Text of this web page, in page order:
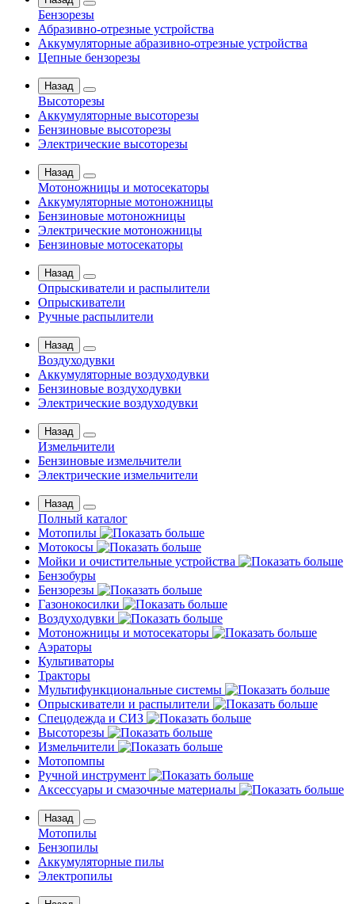
Бензорезы
Абразивно-отрезные устройства
Аккумуляторные абразивно-отрезные устройства
Цепные бензорезы
Назад
Высоторезы
Аккумуляторные высоторезы
Бензиновые высоторезы
Электрические высоторезы
Назад
Мотоножницы и мотосекаторы
Аккумуляторные мотоножницы
Бензиновые мотоножницы
Электрические мотоножницы
Бензиновые мотосекаторы
Назад
Опрыскиватели и распылители
Опрыскиватели
Ручные распылители
Назад
Воздуходувки
Аккумуляторные воздуходувки
Бензиновые воздуходувки
Электрические воздуходувки
Назад
Измельчители
Бензиновые измельчители
Электрические измельчители
Назад
Полный каталог
Мотопилы
Мотокосы
Мойки и очистительные устройства
Бензобуры
Бензорезы
Газонокосилки
Воздуходувки
Мотоножницы и мотосекаторы
Аэраторы
Культиваторы
Тракторы
Мультифункциональные системы
Опрыскиватели и распылители
Спецодежда и СИЗ
Высоторезы
Измельчители
Мотопомпы
Ручной инструмент
Аксессуары и смазочные материалы
Назад
Мотопилы
Бензопилы
Аккумуляторные пилы
Электропилы